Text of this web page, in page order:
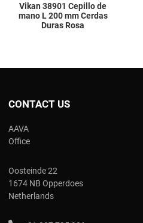
Vikan 38901 Cepillo de
mano L 200 mm Cerdas
Duras Rosa
CONTACT US
AAVA
Office
Oosteinde 22
1674 NB Opperdoes
Netherlands